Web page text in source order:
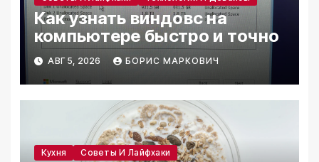
Как узнать виндовс на
компьютере быстро и точно
АВГ 5, 2026 БОРИС МАРКОВИЧ
Кухня Советы И Лайфхаки